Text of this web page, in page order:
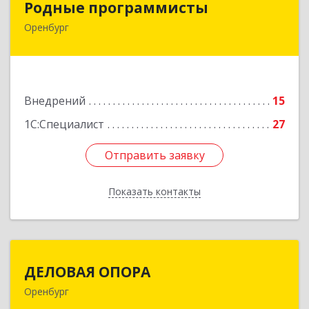
Родные программисты
Оренбург
Внедрений
15
1С:Специалист
27
Отправить заявку
Показать контакты
Отправить заявку
Назад
ДЕЛОВАЯ ОПОРА
Оренбург